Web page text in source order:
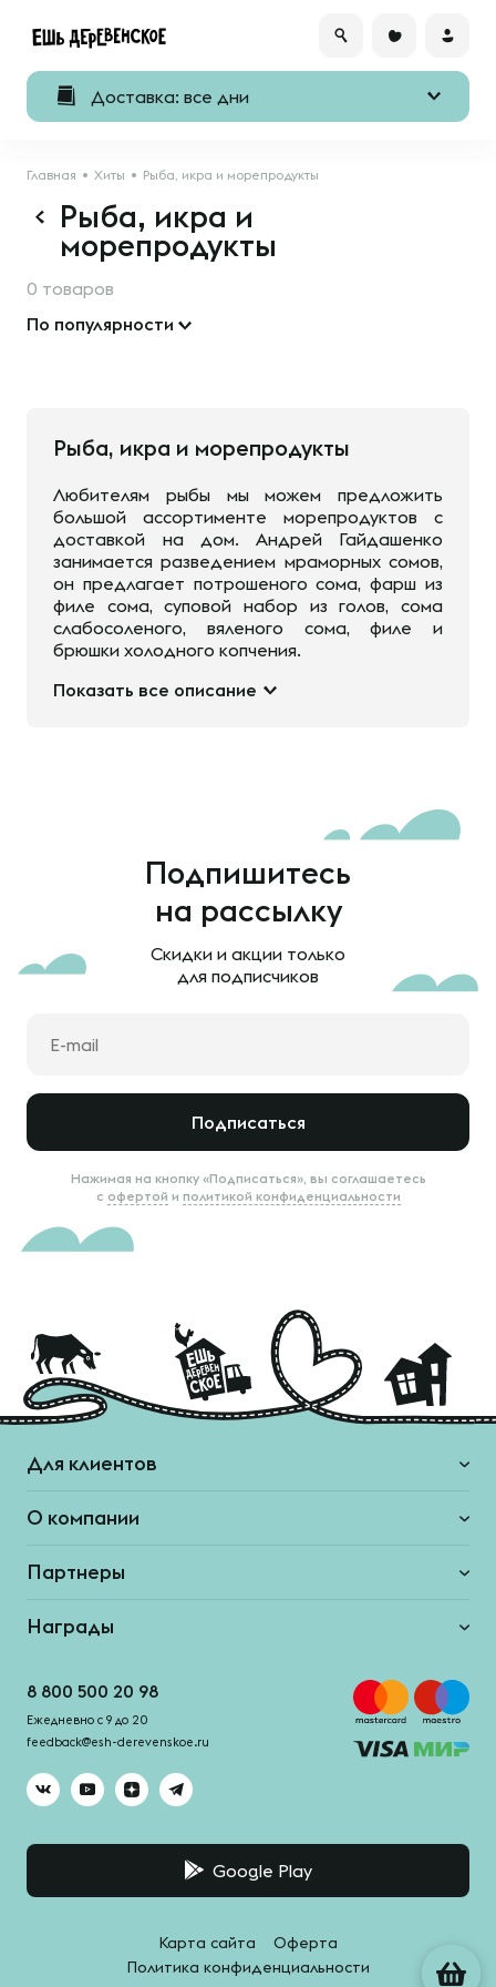
Доставка: все дни
Главная Хиты Рыба, икра и морепродукты
Рыба, икра и
морепродукты
0 товаров
По популярности
Рыба, икра и морепродукты
Любителям рыбы мы можем предложить
большой ассортименте морепродуктов с
доставкой на дом. Андрей Гайдашенко
занимается разведением мраморных сомов,
он предлагает потрошеного сома, фарш из
филе сома, суповой набор из голов, сома
слабосоленого, вяленого сома, филе и
брюшки холодного копчения.
Показать все описание
Подпишитесь
на рассылку
Скидки и акции только
для подписчиков
Подписаться
Нажимая на кнопку «Подписаться», вы соглашаетесь
с офертой и политикой конфиденциальности
Для клиентов
О компании
Партнеры
Награды
8 800 500 20 98
Ежедневно с 9 до 20
feedback@esh-derevenskoe.ru
Google Play
Карта сайта
Оферта
Политика конфиденциальности